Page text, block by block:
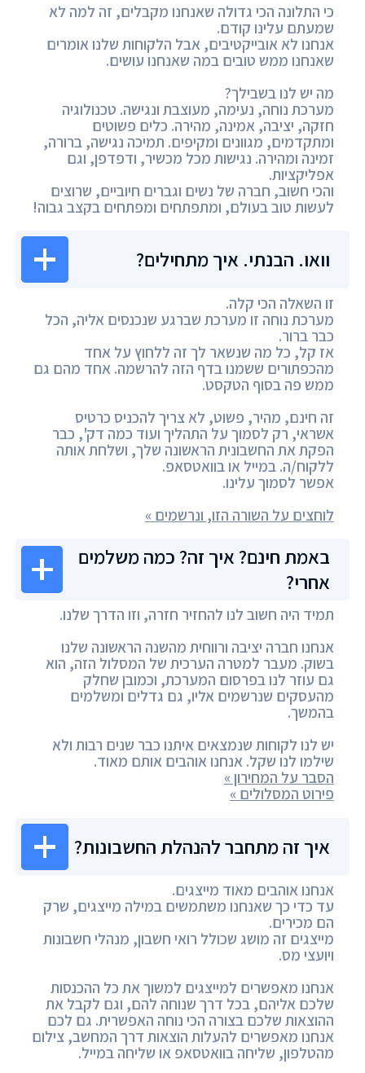
כי התלונה הכי גדולה שאנחנו מקבלים, זה למה לא
שמעתם עלינו קודם.
אנחנו לא אובייקטיבים, אבל הלקוחות שלנו אומרים
שאנחנו ממש טובים במה שאנחנו עושים.
מה יש לנו בשבילך?
מערכת נוחה, נעימה, מעוצבת ונגישה. טכנולוגיה
חזקה, יציבה, אמינה, מהירה. כלים פשוטים
ומתקדמים, מגוונים ומקיפים. תמיכה נגישה, ברורה,
זמינה ומהירה. נגישות מכל מכשיר, ודפדפן, וגם
אפליקציות.
והכי חשוב, חברה של נשים וגברים חיוביים, שרוצים
לעשות טוב בעולם, ומתפתחים ומפתחים בקצב גבוה!
וואו. הבנתי. איך מתחילים?
זו השאלה הכי קלה.
מערכת נוחה זו מערכת שברגע שנכנסים אליה, הכל
כבר ברור.
אז קל, כל מה שנשאר לך זה ללחוץ על אחד
מהכפתורים ששמנו בדף הזה להרשמה. אחד מהם גם
ממש פה בסוף הטקסט.
זה חינם, מהיר, פשוט, לא צריך להכניס כרטיס
אשראי, רק לסמוך על התהליך ועוד כמה דק', כבר
הפקת את החשבונית הראשונה שלך, ושלחת אותה
ללקוח/ה. במייל או בוואטסאפ.
אפשר לסמוך עלינו.
לוחצים על השורה הזו, ונרשמים »
באמת חינם? איך זה? כמה משלמים
אחרי?
תמיד היה חשוב לנו להחזיר חזרה, וזו הדרך שלנו.
אנחנו חברה יציבה ורווחית מהשנה הראשונה שלנו
בשוק. מעבר למטרה הערכית של המסלול הזה, הוא
גם עוזר לנו בפרסום המערכת, וכמובן שחלק
מהעסקים שנרשמים אליו, גם גדלים ומשלמים
בהמשך.
יש לנו לקוחות שנמצאים איתנו כבר שנים רבות ולא
שילמו לנו שקל. אנחנו אוהבים אותם מאוד.
הסבר על המחירון »
פירוט המסלולים »
איך זה מתחבר להנהלת החשבונות?
אנחנו אוהבים מאוד מייצגים.
עד כדי כך שאנחנו משתמשים במילה מייצגים, שרק
הם מכירים.
מייצגים זה מושג שכולל רואי חשבון, מנהלי חשבונות
ויועצי מס.
אנחנו מאפשרים למייצגים למשוך את כל ההכנסות
שלכם אליהם, בכל דרך שנוחה להם, וגם לקבל את
ההוצאות שלכם בצורה הכי נוחה האפשרית. גם לכם
אנחנו מאפשרים להעלות הוצאות דרך המחשב, צילום
מהטלפון, שליחה בוואטסאפ או שליחה במייל.